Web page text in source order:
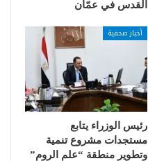
القدس في عمّان
أخبار صحفية
رئيس الوزراء يتابع
مستجدات مشروع تنمية
وتطوير منطقة “علم الروم”